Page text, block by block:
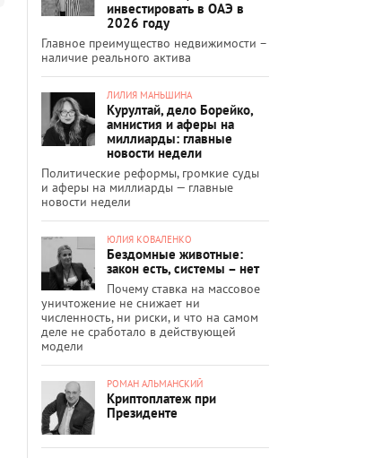
инвестировать в ОАЭ в
2026 году
Главное преимущество недвижимости –
наличие реального актива
ЛИЛИЯ МАНЬШИНА
Курултай, дело Борейко,
амнистия и аферы на
миллиарды: главные
новости недели
Политические реформы, громкие суды
и аферы на миллиарды — главные
новости недели
ЮЛИЯ КОВАЛЕНКО
Бездомные животные:
закон есть, системы – нет
Почему ставка на массовое
уничтожение не снижает ни
численность, ни риски, и что на самом
деле не сработало в действующей
модели
РОМАН АЛЬМАНСКИЙ
Криптоплатеж при
Президенте